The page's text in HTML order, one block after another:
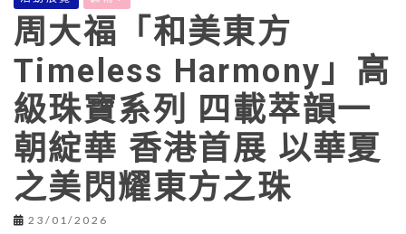
周大福「和美東方
Timeless Harmony」高
級珠寶系列 四載萃韻一
朝綻華 香港首展 以華夏
之美閃耀東方之珠
23/01/2026